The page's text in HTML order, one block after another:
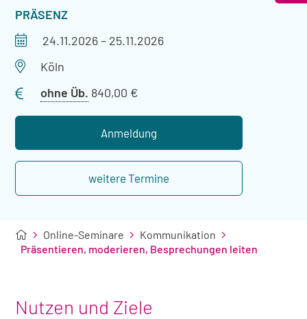
VERANSTALTUNGSART
PRÄSENZ
Veranstaltungszeitraum
24.11.2026– 25.11.2026
Veranstaltungsort
Köln
ohne Üb. Preis
Übernachtung
840,00 €
Anmeldung
weitere Termine
Online-Seminare
Kommunikation
Präsentieren, moderieren, Besprechungen leiten
Nutzen und Ziele